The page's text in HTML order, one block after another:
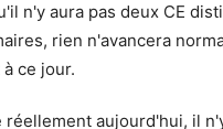
n'y aura pas deux CE
rien n'avancera
ce jour.
aujourd'hui, il